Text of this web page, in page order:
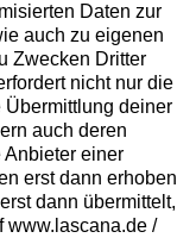
Daten zur
auch zu eigenen
Zwecken Dritter
nicht nur die
Übermittlung deiner
auch deren
einer
erst dann erhoben
dann übermittelt,
www.lascana.de /